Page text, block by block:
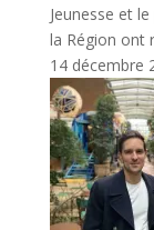
Jeunesse et
la Région ont
14 décembre